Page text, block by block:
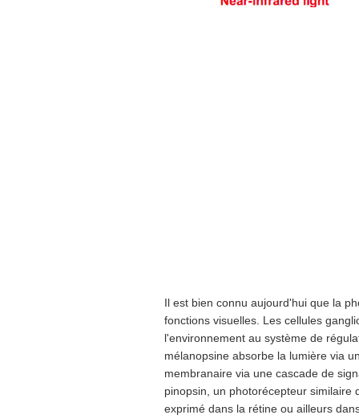
Il est bien connu aujourd'hui que la
fonctions visuelles. Les cellules
l'environnement au système de
mélanopsine absorbe la lumière via
membranaire via une cascade de
pinopsin, un photorécepteur similaire
exprimé dans la rétine ou ailleurs